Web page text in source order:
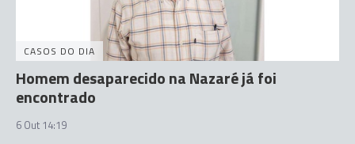
CASOS DO DIA
Homem desaparecido na Nazaré já foi
encontrado
6 Out 14:19